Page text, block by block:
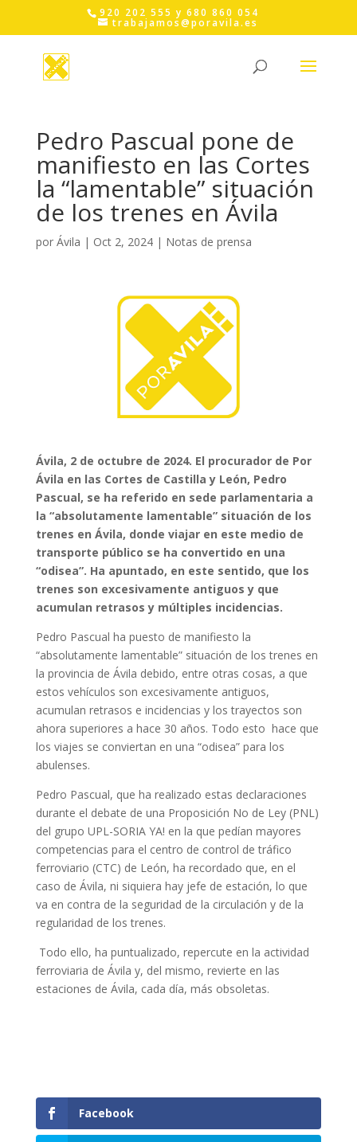
content
920 202 555 y 680 860 054
trabajamos@poravila.es
Pedro Pascual pone de
manifiesto en las Cortes
la “lamentable” situación
de los trenes en Ávila
por Ávila | Oct 2, 2024| Notas de prensa
Ávila, 2 de octubre de 2024. El procurador de Por
Ávila en las Cortes de Castilla y León, Pedro
Pascual, se ha referido en sede parlamentaria a
la “absolutamente lamentable” situación de los
trenes en Ávila, donde viajar en este medio de
transporte público se ha convertido en una
“odisea”. Ha apuntado, en este sentido, que los
trenes son excesivamente antiguos y que
acumulan retrasos y múltiples incidencias.
Pedro Pascual ha puesto de manifiesto la
“absolutamente lamentable” situación de los trenes en
la provincia de Ávila debido, entre otras cosas, a que
estos vehículos son excesivamente antiguos,
acumulan retrasos e incidencias y los trayectos son
ahora superiores a hace 30 años. Todo esto hace que
los viajes se conviertan en una “odisea” para los
abulenses.
Pedro Pascual, que ha realizado estas declaraciones
durante el debate de una Proposición No de Ley (PNL)
del grupo UPL-SORIA YA! en la que pedían mayores
competencias para el centro de control de tráfico
ferroviario (CTC) de León, ha recordado que, en el
caso de Ávila, ni siquiera hay jefe de estación, lo que
va en contra de la seguridad de la circulación y de la
regularidad de los trenes.
Todo ello, ha puntualizado, repercute en la actividad
ferroviaria de Ávila y, del mismo, revierte en las
estaciones de Ávila, cada día, más obsoletas.
Facebook